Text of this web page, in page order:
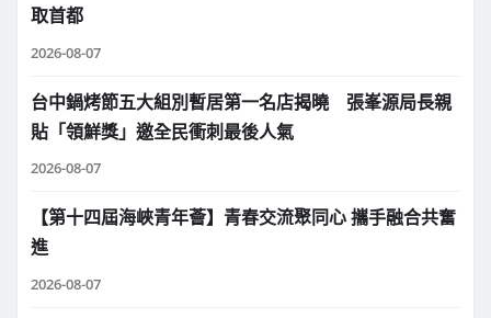
取首都
2026-08-07
台中鍋烤節五大組別暫居第一名店揭曉 張峯源局長親
貼「領鮮獎」邀全民衝刺最後人氣
2026-08-07
【第十四屆海峽青年薈】青春交流聚同心 攜手融合共奮
進
2026-08-07